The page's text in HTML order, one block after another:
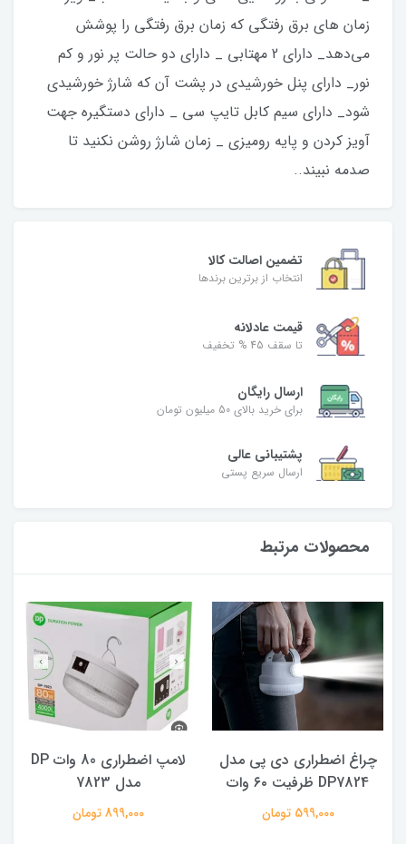
زمان های برق رفتگی که زمان برق رفتگی را پوشش
می‌دهد_ دارای 2 مهتابی _ دارای دو حالت پر نور و کم
نور_ دارای پنل خورشیدی در پشت آن که شارژ خورشیدی
شود_ دارای سیم کابل تایپ سی _ دارای دستگیره جهت
آویز کردن و پایه رومیزی _ زمان شارژ روشن نکنید تا
صدمه نبیند..
تضمین اصالت کالا
انتخاب از برترین برندها
قیمت عادلانه
تا سقف 45 % تخفیف
ارسال رایگان
برای خرید بالای 50 میلیون تومان
پشتیبانی عالی
ارسال سریع پستی
محصولات مرتبط
چراغ اضطراری دی پی مدل
DP7824 ظرفیت ۶۰ وات
599,000 تومان
لامپ اضطراری 80 وات DP
مدل 7823
899,000 تومان